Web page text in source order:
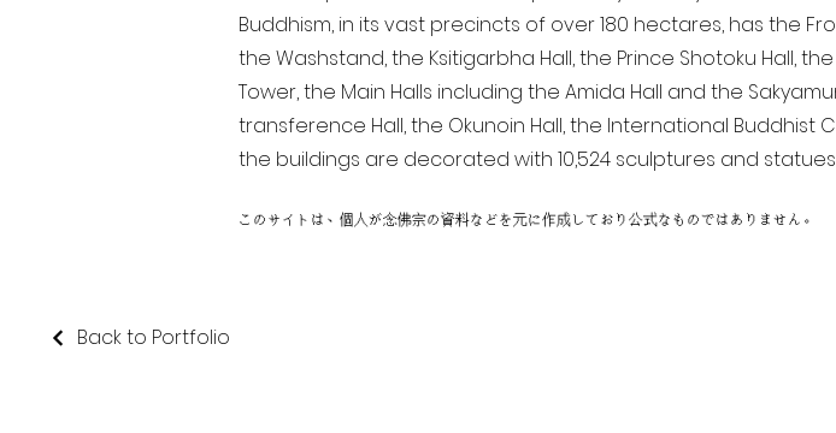
Buddhism, in its vast precincts of over 180 hectares, has the
the Washstand, the Ksitigarbha Hall, the Prince Shotoku Hall,
Tower, the Main Halls including the Amida Hall and the
transference Hall, the Okunoin Hall, the International Buddhist
the buildings are decorated with 10,524 sculptures and
このサイトは、個人が念佛宗の資料などを元に作成しており公式なものではありません。
Back to Portfolio